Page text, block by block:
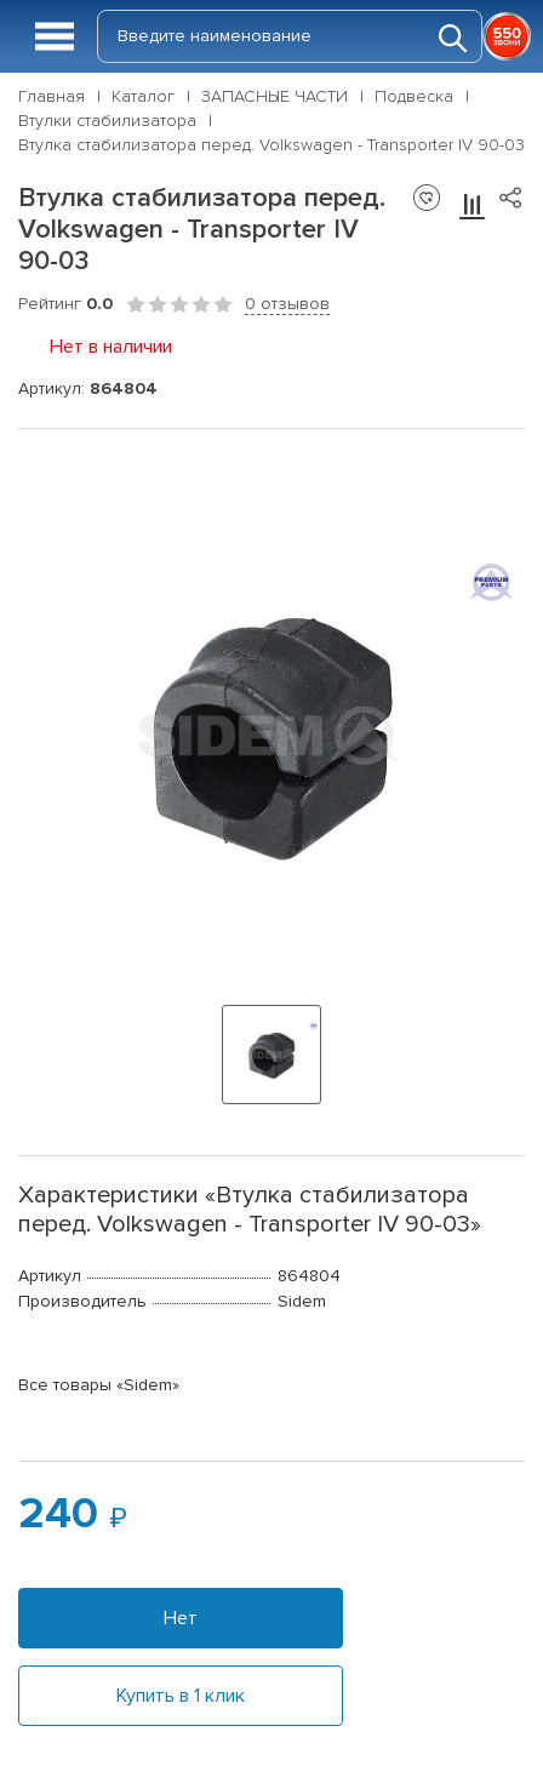
Главная Каталог ЗАПАСНЫЕ ЧАСТИ
Подвеска
Втулки стабилизатора
Втулка стабилизатора перед. Volkswagen - Transporter IV 90-03
Втулка стабилизатора перед.
Volkswagen - Transporter IV
90-03
Рейтинг 0.0 0 отзывов
Нет в наличии
Артикул: 864804
Характеристики «Втулка стабилизатора
перед. Volkswagen - Transporter IV 90-03»
Артикул
864804
Производитель
Sidem
Все товары «Sidem»
240
Нет
Купить в 1 клик